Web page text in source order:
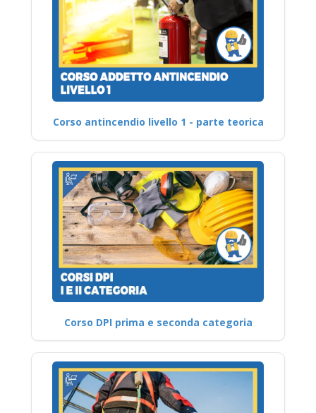
Corso antincendio livello 1 - parte teorica
Corso DPI prima e seconda categoria